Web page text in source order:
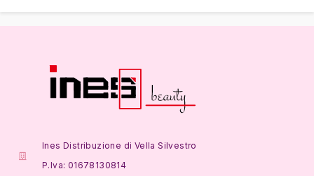
Ines Distribuzione di Vella Silvestro
P.Iva: 01678130814